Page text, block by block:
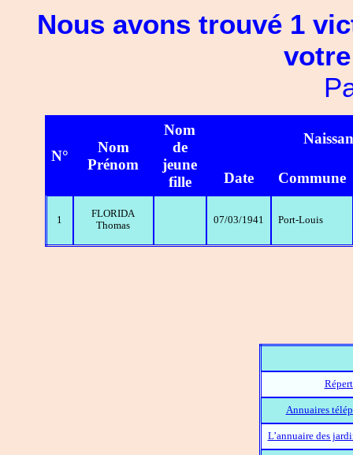
Nous avons trouvé 1
N°
Nom
Prénom
Nom
de
jeune
fille
Date Commune
1
FLORIDA
Thomas
07/03/1941 Port-Louis
Annuaires
L’annuaire des